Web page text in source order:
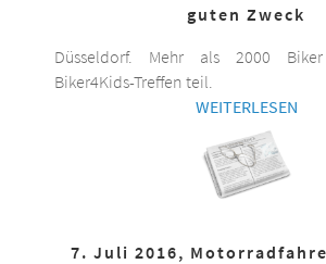
guten Zweck
Düsseldorf. Mehr als 2000
Biker4Kids-Treffen teil.
WEITERLESEN
7. Juli 2016,